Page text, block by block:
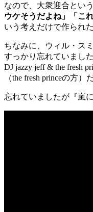
なので、大衆迎合という
ウケそうだよね」「こ
いう考えだけで作られ
ちなみに、ウィル・スミ
すっかり忘れていまし
DJ jazzy jeff & the fresh
（the fresh princeの方）
忘れていましたが『嵐